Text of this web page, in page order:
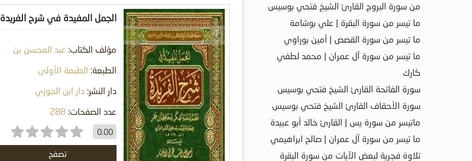
الجمل المفيدة في شرح الفريدة
حجر
مؤلف الكتاب: عبد المحسن بن
عبد الله الزامل
الطبعة: الطبعة الأولى
دار النشر: دار ابن الجوزي
عدد الصفحات: 288
0.00
تصفح
من سورة البروج القارئ الشيخ فتحي بوسيس
ما تيسر من سورة البقرة | علي بوشامة
ما تيسر من سورة القصص | أمين بوراوي
ما تيسر من سورة آل عمران | محمد لطفي
كارك
سورة الفاتحة القارئ الشيخ فتحي بوسيس
سورة الأحقاف القارئ الشيخ فتحي بوسيس
ماتيسر من سورة يس | القارئ خالد أبو عبيدة
ما تيسر من سورة آل عمران | صالح ابراهيمي
تلاوة فجرية لبعض الآيات من سورة البقرة